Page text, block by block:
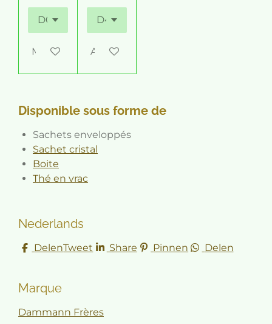
M'avertir si disponible
Ajouter au panier
Disponible sous forme de
Sachets enveloppés
Sachet cristal
Boite
Thé en vrac
Nederlands
DelenTweet Share Pinnen Delen
Marque
Dammann Frères